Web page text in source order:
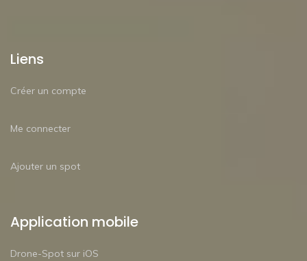
Liens
Créer un compte
Me connecter
Ajouter un spot
Application mobile
Drone-Spot sur iOS